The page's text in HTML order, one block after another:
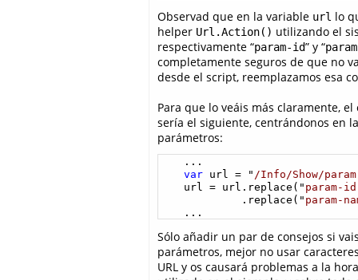
Observad que en la variable url lo
helper Url.Action() utilizando el
respectivamente “param-id” y “
completamente seguros de que no
desde el script, reemplazamos esa
Para que lo veáis más claramente,
sería el siguiente, centrándonos en
parámetros:
...
var url = " /Info/Show/
url = url.replace(" param-id
             .replace("
param-
    ...
Sólo añadir un par de consejos si
parámetros, mejor no usar
URL y os causará problemas a la